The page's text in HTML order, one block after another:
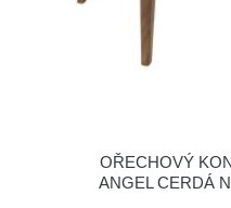
OŘECHOVÝ
ANGEL CERDÁ